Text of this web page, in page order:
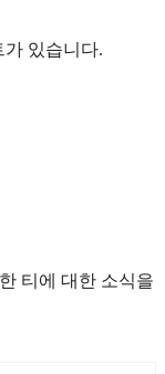
있습니다.
티에 대한 소식을